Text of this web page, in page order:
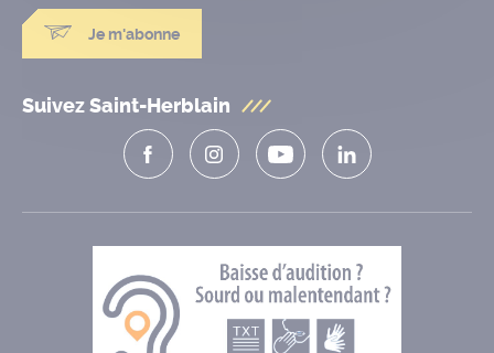
Je m'abonne
Suivez Saint-Herblain